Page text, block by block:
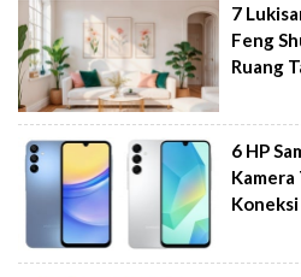
7
Feng
Ruang
6 HP
Kamera
Koneksi